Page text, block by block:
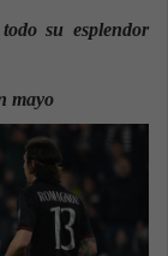
su esplendor
mayo